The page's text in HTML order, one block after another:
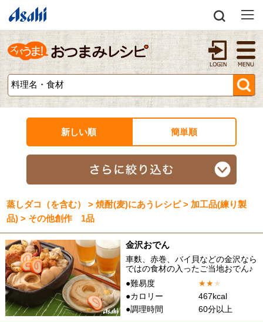
新しい順 簡単順
蒸しダコ（を含む） > 焼酎(麦)にあうレシピ > 加工品(練り製
品) > その他創作 1品
金沢おでん
車麩、赤巻、バイ貝などの金沢なら
ではの食材の入ったご当地おでん♪
●難易度
★★★
●カロリー
467kcal
●調理時間
60分以上